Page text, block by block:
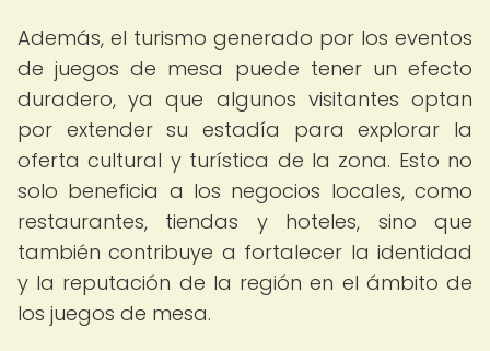
Además, el turismo generado por los eventos
de juegos de mesa puede tener un efecto
duradero, ya que algunos visitantes optan
por extender su estadía para explorar la
oferta cultural y turística de la zona. Esto no
solo beneficia a los negocios locales, como
restaurantes, tiendas y hoteles, sino que
también contribuye a fortalecer la identidad
y la reputación de la región en el ámbito de
los juegos de mesa.